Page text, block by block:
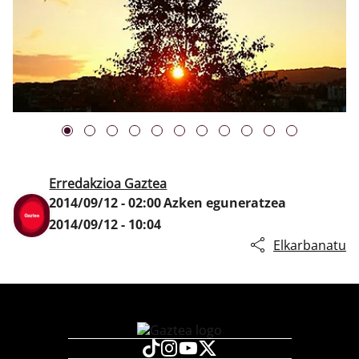
Klisk
Erredakzioa Gaztea
2014/09/12 - 02:00Azken eguneratzea
2014/09/12 - 10:04
Elkarbanatu